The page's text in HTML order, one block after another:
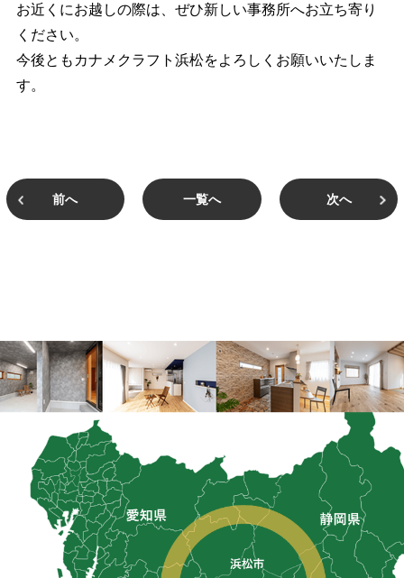
お近くにお越しの際は、ぜひ新しい事務所へお立ち寄り
ください。
今後ともカナメクラフト浜松をよろしくお願いいたしま
す。
前へ 一覧へ 次へ